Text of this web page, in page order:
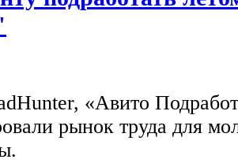
«Авито
рынок труда для